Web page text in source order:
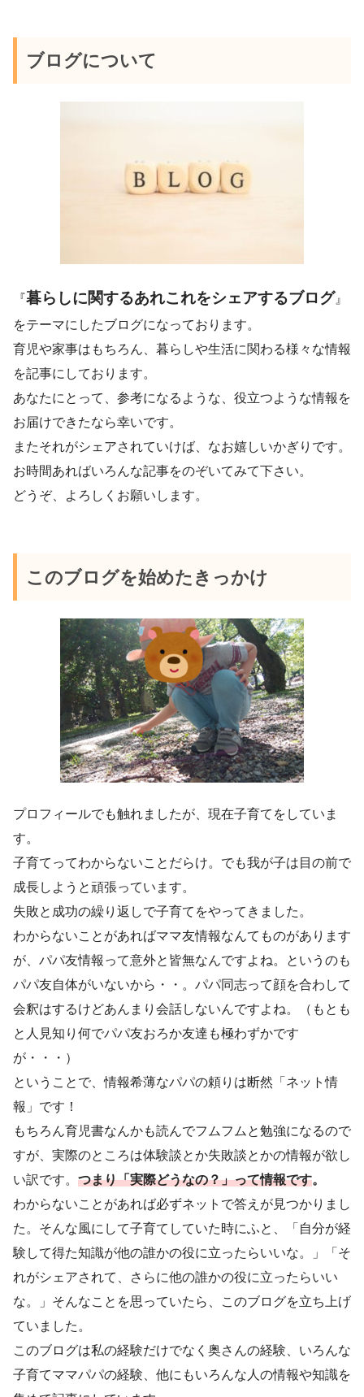
ブログについて
『暮らしに関するあれこれをシェアするブログ 』
をテーマにしたブログになっております。
育児や家事はもちろん、暮らしや生活に関わる様々な情報
を記事にしております。
あなたにとって、参考になるような、役立つような情報を
お届けできたなら幸いです。
またそれがシェアされていけば、なお嬉しいかぎりです。
お時間あればいろんな記事をのぞいてみて下さい。
どうぞ、よろしくお願いします。
このブログを始めたきっかけ
プロフィールでも触れましたが、現在子育てをしていま
す。
子育てってわからないことだらけ。でも我が子は目の前で
成長しようと頑張っています。
失敗と成功の繰り返しで子育てをやってきました。
わからないことがあればママ友情報なんてものがあります
が、パパ友情報って意外と皆無なんですよね。というのも
パパ友自体がいないから・・。パパ同志って顔を合わして
会釈はするけどあんまり会話しないんですよね。（もとも
と人見知り何でパパ友おろか友達も極わずかです
が・・・）
ということで、情報希薄なパパの頼りは断然「ネット情
報」です！
もちろん育児書なんかも読んでフムフムと勉強になるので
すが、実際のところは体験談とか失敗談とかの情報が欲し
い訳です。 つまり「実際どうなの？」って情報です。
わからないことがあれば必ずネットで答えが見つかりまし
た。そんな風にして子育てしていた時にふと、「自分が経
験して得た知識が他の誰かの役に立ったらいいな。」「そ
れがシェアされて、さらに他の誰かの役に立ったらいい
な。」そんなことを思っていたら、このブログを立ち上げ
ていました。
このブログは私の経験だけでなく奥さんの経験、いろんな
子育てママパパの経験、他にもいろんな人の情報や知識を